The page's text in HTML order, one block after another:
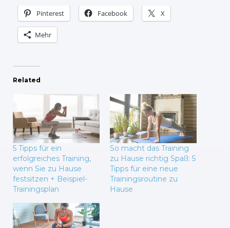
Pinterest Facebook X
Mehr
Related
5 Tipps für ein
erfolgreiches Training,
wenn Sie zu Hause
festsitzen + Beispiel-
Trainingsplan
So macht das Training
zu Hause richtig Spaß: 5
Tipps für eine neue
Trainingsroutine zu
Hause